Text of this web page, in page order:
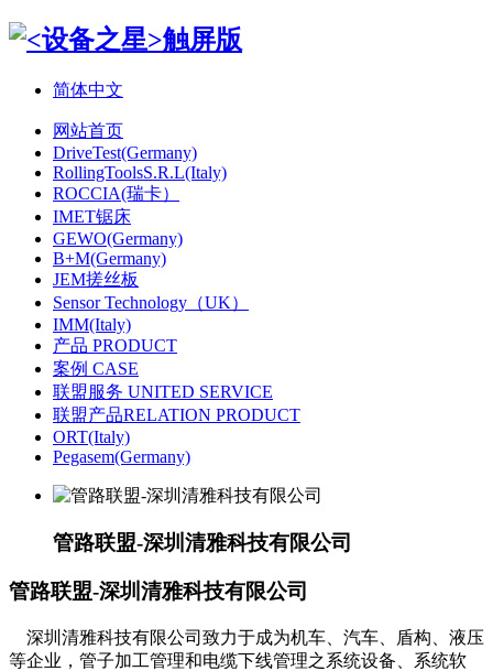
简体中文
网站首页
DriveTest(Germany)
RollingToolsS.R.L(Italy)
ROCCIA(瑞卡）
IMET锯床
GEWO(Germany)
B+M(Germany)
JEM搓丝板
Sensor Technology（UK）
IMM(Italy)
产品 PRODUCT
案例 CASE
联盟服务 UNITED SERVICE
联盟产品RELATION PRODUCT
ORT(Italy)
Pegasem(Germany)
管路联盟-深圳清雅科技有限公司
管路联盟-深圳清雅科技有限公司
深圳清雅科技有限公司致力于成为机车、汽车、盾构、液压
等企业，管子加工管理和电缆下线管理之系统设备、系统软